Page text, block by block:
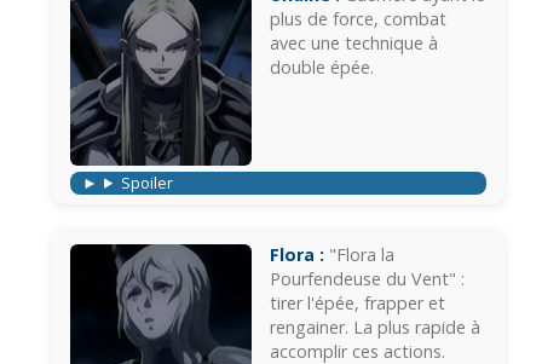
plus de force, combat
avec une technique à
double épée.
Spoiler
Flora : "Flora la
Pourfendeuse du Vent" :
tirer l'épée, frapper et
rengainer. La plus rapide à
accomplir ces actions.